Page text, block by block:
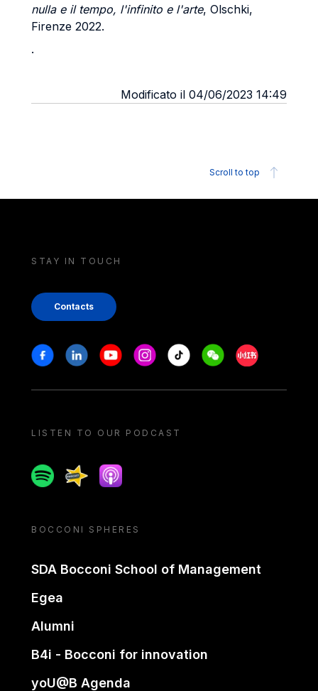
nulla e il tempo, l'infinito e l'arte, Olschki,
Firenze 2022.
.
Modificato il 04/06/2023 14:49
Scroll to top
STAY IN TOUCH
Contacts
Stay in touch
FacebookLinkedinYoutubeInstagram
Tiktok WeechatXiaohongshu/
LISTEN TO OUR PODCAST
SpotifySpreakerApple podcast
BOCCONI SPHERES
SDA Bocconi School of Management
Egea
Alumni
B4i - Bocconi for innovation
yoU@B Agenda